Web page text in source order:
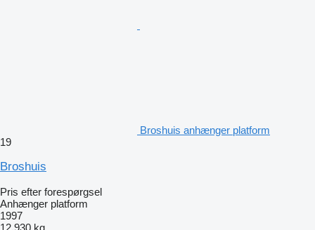
Broshuis anhænger platform
19
Broshuis
Pris efter forespørgsel
Anhænger platform
1997
12.930 kg